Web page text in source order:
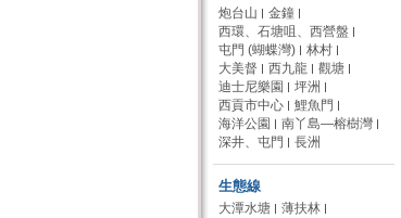
炮台山
金鐘
西環、石塘咀、西營盤
屯門 (蝴蝶灣)
林村
大美督
西九龍
觀塘
迪士尼樂園
坪洲
西貢市中心
鯉魚門
海洋公園
南丫島—榕樹灣
深井、屯門
長洲
生態線
大潭水塘
薄扶林